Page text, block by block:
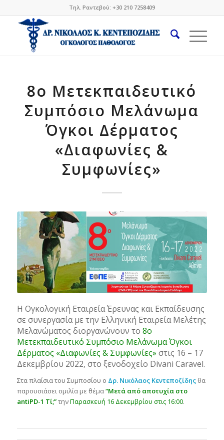
Τηλ. Ραντεβού: +30 210 7258409
8ο Μετεκπαιδευτικό
Συμπόσιο Μελάνωμα
Όγκοι Δέρματος
«Διαφωνίες &
Συμφωνίες»
Η Ογκολογική Εταιρεία Έρευνας και Εκπαίδευσης
σε συνεργασία με την Ελληνική Εταιρεία Μελέτης
Μελανώματος διοργανώνουν το 8ο
Μετεκπαιδευτικό Συμπόσιο Μελάνωμα Όγκοι
Δέρματος «Διαφωνίες & Συμφωνίες» στις 16 – 17
Δεκεμβρίου 2022, στο ξενοδοχείο Divani Caravel.
Στα πλαίσια του Συμποσίου ο Δρ. Νικόλαος Κεντεποζίδης θα
παρουσιάσει ομιλία με θέμα“Μετά από αποτυχία στο
antiPD-1 Τί;”τηνΠαρασκευή 16 Δεκεμβρίου στις 16:00.